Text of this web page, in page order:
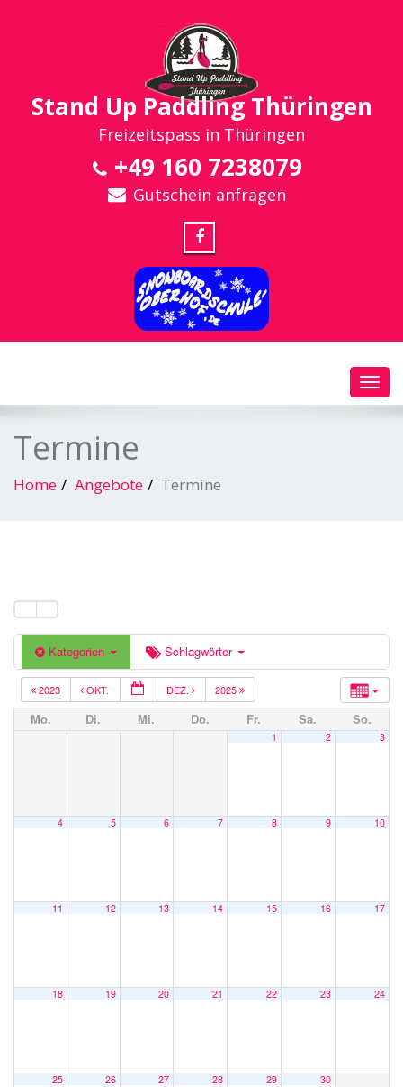
Stand Up Paddling Thüringen
Freizeitspass in Thüringen
+49 160 7238079
Gutschein anfragen
Termine
Home Angebote Termine
Kategorien Schlagwörter
2023 OKT. DEZ. 2025
Mo. Di. Mi. Do. Fr. Sa. So.
1 2 3
4 5 6 7 8 9 10
11 12 13 14 15 16 17
18 19 20 21 22 23 24
25 26 27 28 29 30